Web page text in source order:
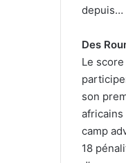
depuis…
Des
Le
son
africains
camp
18